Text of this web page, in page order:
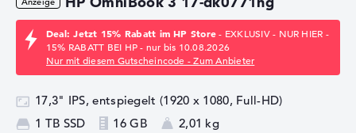
Deal: Jetzt 15% Rabatt im HP Store- EXKLUSIV - NUR HIER -
15% RABATT BEI HP - nur bis 10.08.2026
Nur mit diesem Gutscheincode - Zum Anbieter
17,3" IPS, entspiegelt (1920 x 1080, Full-HD)
1 TB SSD
16 GB 2,01 kg